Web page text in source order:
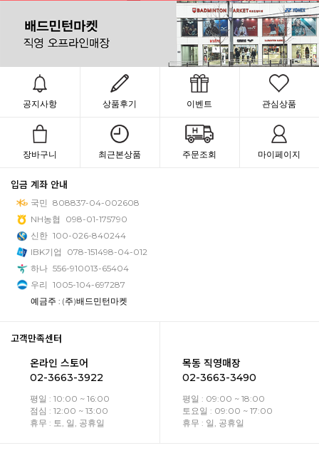
공지사항 상품후기 이벤트 관심상품
장바구니 최근본상품 주문조회 마이페이지
입금 계좌 안내
국민 808837-04-002608
NH농협
098-01-175790
신한 100-026-840244
IBK기업
078-151498-04-012
하나 556-910013-65404
우리 1005-104-697287
예금주 : (주)배드민턴마켓
고객만족센터
온라인 스토어
02-3663-3922
평일 : 10:00 ~ 16:00
점심 : 12:00 ~ 13:00
휴무 : 토, 일, 공휴일
목동 직영매장
02-3663-3490
평일 : 09:00 ~ 18:00
토요일 : 09:00 ~ 17:00
휴무 : 일, 공휴일